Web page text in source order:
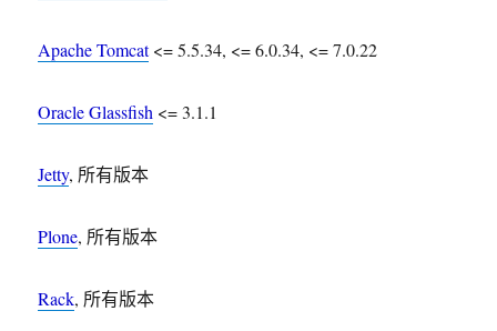
Apache Tomcat<= 5.5.34, <= 6.0.34, <= 7.0.22
Oracle Glassfish <= 3.1.1
Jetty, 所有版本
Plone, 所有版本
Rack, 所有版本